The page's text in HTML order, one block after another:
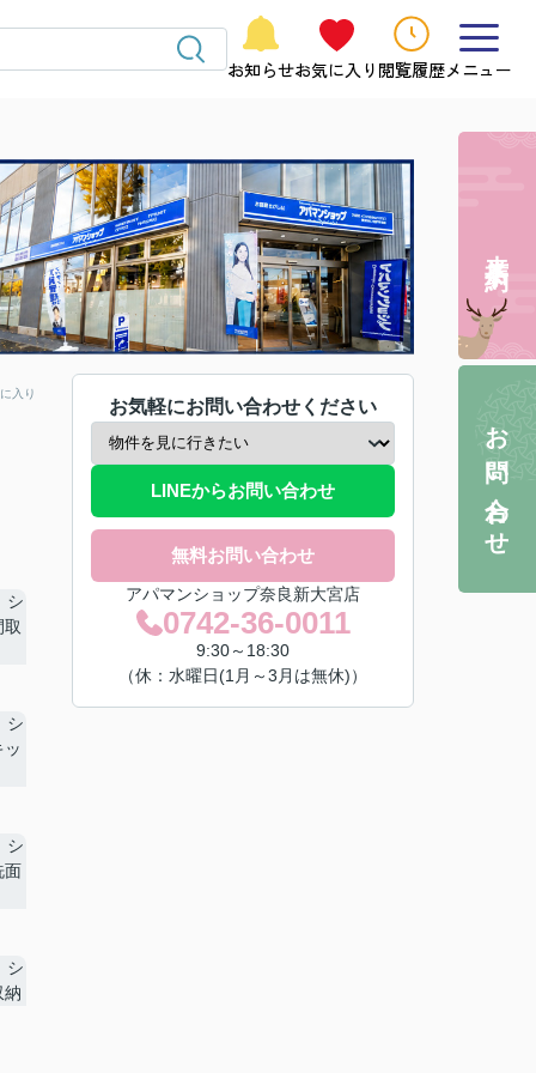
お知らせお気に入り 閲覧履歴メニュー
入り
お気軽にお問い合わせください
LINEからお問い合わせ
無料お問い合わせ
アパマンショップ奈良新大宮店
0742-36-0011
9:30～18:30
（休：水曜日(1月～3月は無休)）
お問い合わせ